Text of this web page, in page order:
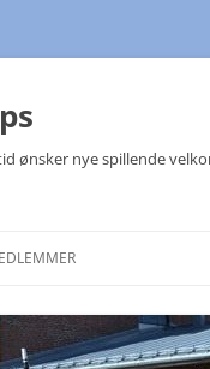
ønsker nye spillende